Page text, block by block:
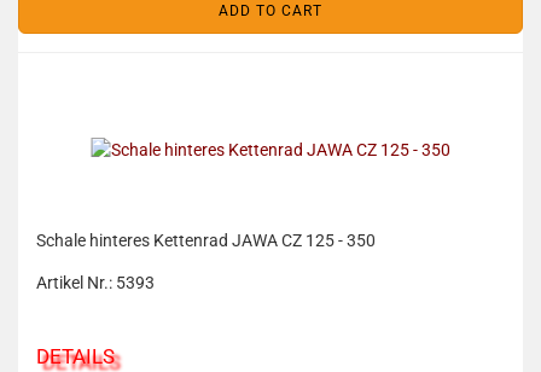
ADD TO CART
Schale hinteres Kettenrad JAWA CZ 125 - 350
Artikel Nr.: 5393
DETAILS